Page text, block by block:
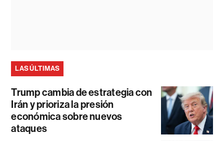
LAS ÚLTIMAS
Trump cambia de estrategia con
Irán y prioriza la presión
económica sobre nuevos
ataques